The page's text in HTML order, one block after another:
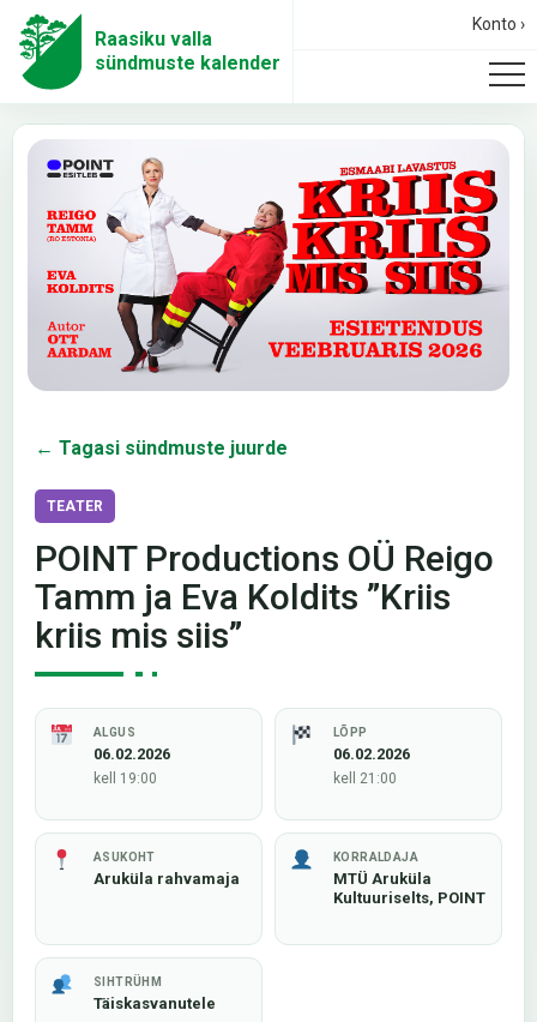
Raasiku valla
sündmuste kalender
Konto ›
← Tagasi sündmuste juurde
TEATER
POINT Productions OÜ Reigo
Tamm ja Eva Koldits ”Kriis
kriis mis siis”
ALGUS
06.02.2026
kell 19:00
LÕPP
06.02.2026
kell 21:00
ASUKOHT
Aruküla rahvamaja
KORRALDAJA
MTÜ Aruküla
Kultuuriselts, POINT
SIHTRÜHM
Täiskasvanutele